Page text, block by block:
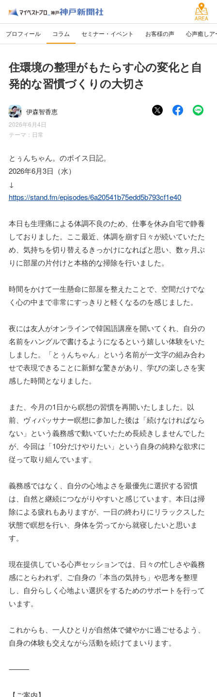
AREA
プロフィール コラム セミナー・イベント お客様の声 心声癒しア
住環境の整理がもたらす心の変化と自
発的な習慣づくりの大切さ
伊森智香恵
2026年6月4日
テーマ： 日常
とぅんちゃん。のボイス日記。
2026年6月3日（水）
↓
https://stand.fm/episodes/6a20541b75edd5b793cf1e40
本日も生理痛による体調不良のため、仕事を休み自宅で静養
しておりました。ここ最近、体調を崩す日々が続いていたた
め、気持ちを切り替えるきっかけになればと思い、数ヶ月ぶ
りに部屋の片付けと本格的な掃除を行いました。
時間をかけて一生懸命に部屋を整えたことで、空間だけでな
く心の中まで非常にすっきりと軽くなるのを感じました。
夜には友人がオンラインで韓国語講座を開いてくれ、自分の
名前をハングルで書けるようになるという嬉しい体験をいた
しました。「とぅんちゃん」という名前が一文字の組み合わ
せで表現できることに新鮮な驚きがあり、学びの楽しさを実
感した時間となりました。
また、今月の1日から瞑想の習慣を再開いたしました。以
前、ヴィパッサナー瞑想に参加した後は「続けなければなら
ない」という義務感で動いていたため長続きしませんでした
が、今回は「10分だけやりたい」という自身の純粋な欲求に
従って取り組んでいます。
義務感ではなく、自分の心地よさを最優先に選択する習慣
は、自然と継続につながりやすいと感じています。本日は掃
除による疲れもありますが、一日の終わりにリラックスした
状態で瞑想を行い、身体を労ってから就寝したいと思いま
す。
現在提供している心声セッションでは、日々の忙しさや義務
感にとらわれず、ご自身の「本当の気持ち」や思考を整理
し、自分らしく心地よい選択をするためのサポートを行って
います。
これからも、一人ひとりが自然体で健やかに過ごせるよう、
自身の体験も交えながら活動を続けてまいります。
⸻
【ご案内】